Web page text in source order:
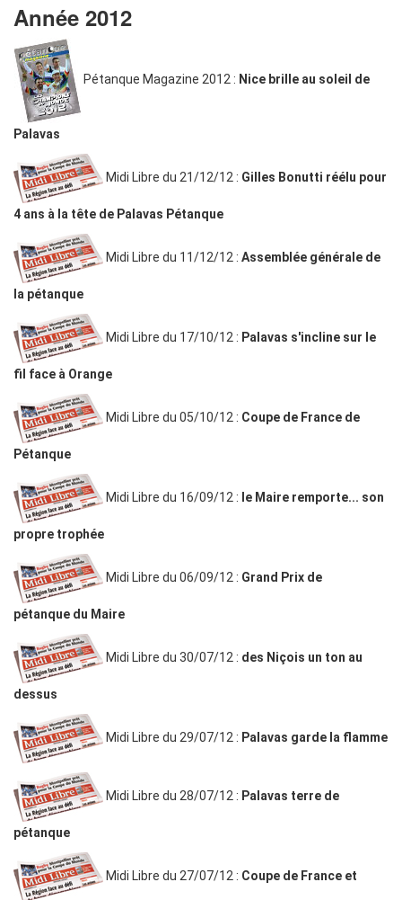
Année 2012
Pétanque Magazine 2012 : Nice brille au soleil de
Palavas
Midi Libre du 21/12/12 : Gilles Bonutti réélu pour
4 ans à la tête de Palavas Pétanque
Midi Libre du 11/12/12 : Assemblée générale de
la pétanque
Midi Libre du 17/10/12 : Palavas s'incline sur le
fil face à Orange
Midi Libre du 05/10/12 : Coupe de France de
Pétanque
Midi Libre du 16/09/12 : le Maire remporte... son
propre trophée
Midi Libre du 06/09/12 : Grand Prix de
pétanque du Maire
Midi Libre du 30/07/12 : des Niçois un ton au
dessus
Midi Libre du 29/07/12 : Palavas garde la flamme
Midi Libre du 28/07/12 : Palavas terre de
pétanque
Midi Libre du 27/07/12 : Coupe de France et